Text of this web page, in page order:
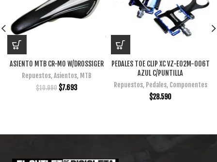
ASIENTO MTB CR-MO W/DROSSIGER
Repuestos,Asientos, MTB
$10.990 $7.693
PEDALES TOE CLIP XC VZ-E02M-006T
AZUL C/PUNTILLA
Repuestos, Pedales, Componentes
$28.590